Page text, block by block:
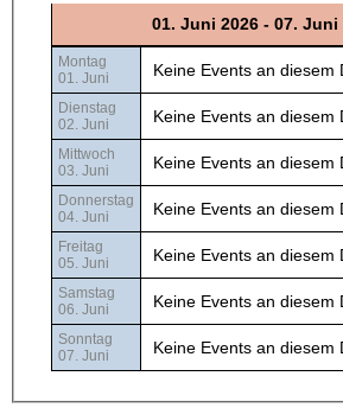
01. Juni 2026 - 07. Juni
Montag
01. Juni
Keine Events an diesem
Dienstag
02. Juni
Keine Events an diesem
Mittwoch
03. Juni
Keine Events an diesem
Donnerstag
04. Juni
Keine Events an diesem
Freitag
05. Juni
Keine Events an diesem
Samstag
06. Juni
Keine Events an diesem
Sonntag
07. Juni
Keine Events an diesem